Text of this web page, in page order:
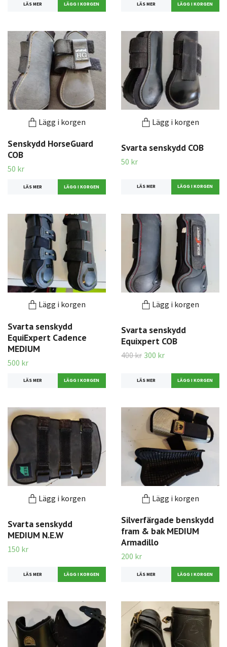
LÄS MER LÄS MER
Lägg i korgen
Senskydd HorseGuard
COB
50 kr
LÄS MER
Lägg i korgen
Svarta senskydd COB
50 kr
LÄS MER
Lägg i korgen
Svarta senskydd
EquiExpert Cadence
MEDIUM
500 kr
LÄS MER
Lägg i korgen
Svarta senskydd
Equixpert COB
400 kr 300 kr
LÄS MER
Lägg i korgen
Svarta senskydd
MEDIUM N.E.W
150 kr
LÄS MER
Lägg i korgen
Silverfärgade benskydd
fram & bak MEDIUM
Armadillo
200 kr
LÄS MER